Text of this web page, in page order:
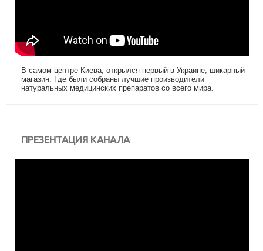
В самом центре Киева, открылся первый в Украине, шикарный
магазин. Где были собраны лучшие производители
натуральных медицинских препаратов со всего мира.
ПРЕЗЕНТАЦИЯ КАНАЛА